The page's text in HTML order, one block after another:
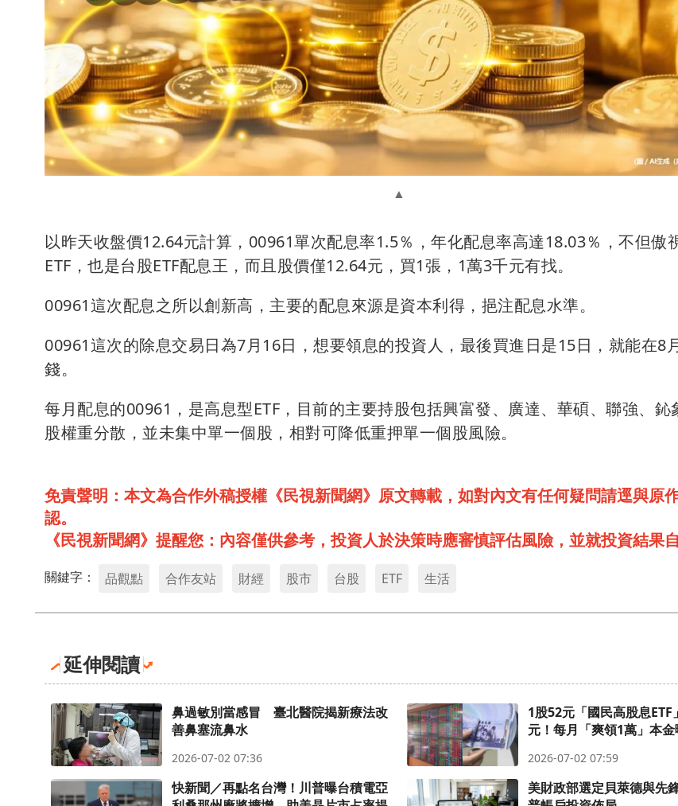
以昨天收盤價12.64元計算，00961單次配息率1.5％，年化配息率高達18.03％，不但傲
ETF，也是台股ETF配息王，而且股價僅12.64元，買1張，1萬3千元有找。
00961這次配息之所以創新高，主要的配息來源是資本利得，挹注配息水準。
00961這次的除息交易日為7月16日，想要領息的投資人，最後買進日是15日，就能在8
錢。
每月配息的00961，是高息型ETF，目前的主要持股包括興富發、廣達、華碩、聯強、鈊
股權重分散，並未集中單一個股，相對可降低重押單一個股風險。
免責聲明：本文為合作外稿授權《民視新聞網》原文轉載，如對內文有任何疑問請逕與原
認。
《民視新聞網》提醒您：內容僅供參考，投資人於決策時應審慎評估風險，並就投資結果自
關鍵字： 品觀點 合作友站 財經 股市 台股 ETF 生活
延伸閱讀
鼻過敏別當感冒 臺北醫院揭新療法改
善鼻塞流鼻水
2026-07-02 07:36
1股52元「國民高股息
元！每月「爽領1萬」本
2026-07-02 07:59
快新聞／再點名台灣！川普曝台積電亞
美財政部選定貝萊德與先